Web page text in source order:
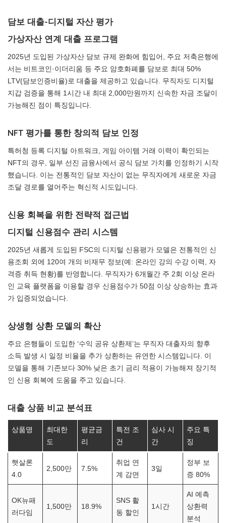
담보 대출-디지털 자산 평가
가상자산 연계 대출 프로그램
2025년 도입된 가상자산 담보 규제 완화에 힘입어, 주요 저축은행에
서는 비트코인·이더리움 등 주요 암호화폐를 담보로 최대 50%
LTV(담보인증비율)로 대출을 제공하고 있습니다. 무직자도 디지털
지갑 검증을 통해 1시간 내 최대 2,000만원까지 신속한 자금 조달이
가능해진 점이 특징입니다.
NFT 평가를 통한 창의적 담보 인정
특허청 등록 디지털 아트워크, 게임 아이템 거래 이력이 확인되는
NFT의 경우, 일부 선진 금융사에서 공식 담보 가치를 인정하기 시작
했습니다. 이는 전통적인 담보 자산이 없는 무직자에게 새로운 자금
조달 경로를 열어주는 혁신적 시도입니다.
신용 회복을 위한 전략적 접근법
디지털 신용점수 관리 시스템
2025년 새롭게 도입된 FSC의 디지털 신용평가 모델은 전통적인 신
용조회 외에 120여 개의 비재무 정보(예: 온라인 강의 수강 이력, 자
격증 취득 현황)를 반영합니다. 무직자가 6개월간 주 2회 이상 온라
인 교육 플랫폼을 이용할 경우 신용점수가 50점 이상 상승하는 효과
가 입증되었습니다.
상생형 상환 모델의 확산
주요 은행들이 도입한 ‘수익 공유 상환제’는 무직자 대출자의 향후
소득 발생 시 일정 비율을 추가 상환하는 유연한 시스템입니다. 이
모델을 통해 기존보다 30% 낮은 초기 금리 적용이 가능해져 장기적
인 신용 회복에 도움을 주고 있습니다.
대출 상품 비교 분석표
상품명
최대한
도
평균금
리
특전 조
건
심사 시
간
주요 특
징
햇살론
4.0
2,500만 7.5%
취업 연
계 감면
3일
정부 보
증 80%
OK뉴패
러다임
1,500만 18.9%
SNS 활
동 할인
1시간
AI 예측
상환력
분석